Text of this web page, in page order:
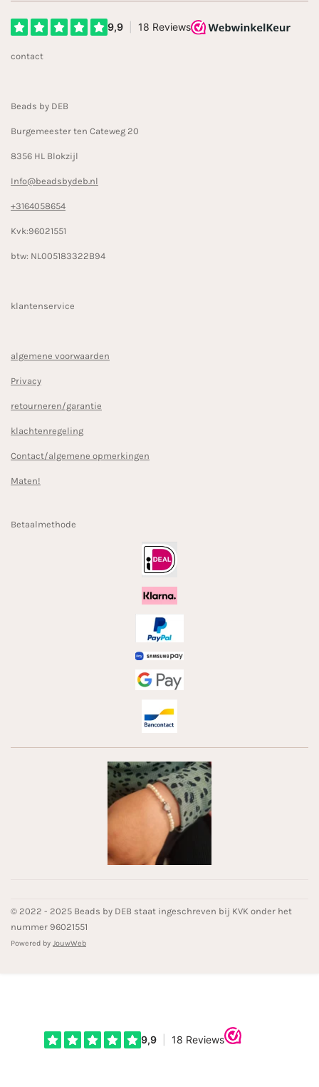
e
t
T
contact
Beads by DEB
Burgemeester ten Cateweg 20
8356 HL Blokzijl
Info@beadsbydeb.nl
+3164058654
Kvk:96021551
btw: NL005183322B94
klantenservice
algemene voorwaarden
Privacy
retourneren/garantie
klachtenregeling
Contact/algemene opmerkingen
Maten!
Betaalmethode
© 2022 - 2025 Beads by DEB staat ingeschreven bij KVK onder het
nummer 96021551
Powered by JouwWeb